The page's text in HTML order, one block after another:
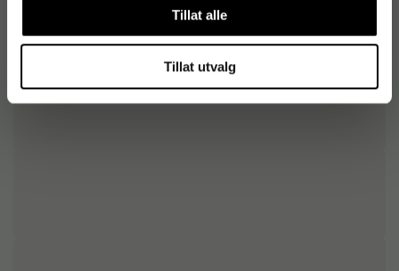
Tillat alle
Tillat utvalg